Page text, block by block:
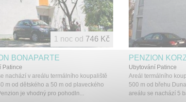
BONAPARTE
Patince
nachází v areálu termálního koupaliště
m od dětského a 50 m od plaveckého
je vhodný pro pohodln...
1 noc od 746 Kč
PENZION
Ubytování Patince
Areál termálního
500 m od břehu
areálu se nachází 5